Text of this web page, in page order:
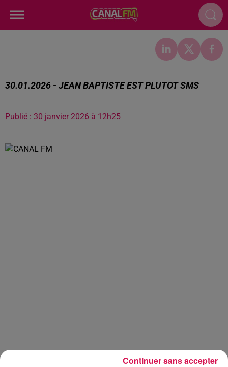
30.01.2026 - JEAN BAPTISTE EST PLUTOT SMS
Publié : 30 janvier 2026 à 12h25
Continuer sans accepter